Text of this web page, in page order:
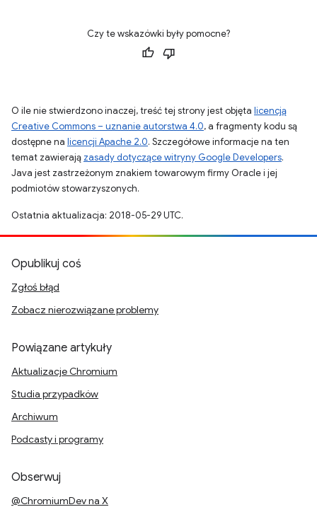
Czy te wskazówki były pomocne?
O ile nie stwierdzono inaczej, treść tej strony jest objęta licencją
Creative Commons – uznanie autorstwa 4.0, a fragmenty kodu są
dostępne na licencji Apache 2.0. Szczegółowe informacje na ten
temat zawierają zasady dotyczące witryny Google Developers.
Java jest zastrzeżonym znakiem towarowym firmy Oracle i jej
podmiotów stowarzyszonych.
Ostatnia aktualizacja: 2018-05-29 UTC.
Opublikuj coś
Zgłoś błąd
Zobacz nierozwiązane problemy
Powiązane artykuły
Aktualizacje Chromium
Studia przypadków
Archiwum
Podcasty i programy
Obserwuj
@ChromiumDev na X